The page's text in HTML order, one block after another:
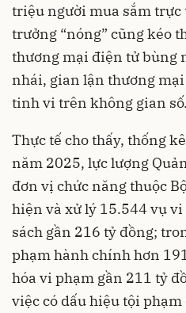
triệu người mua sắm
trưởng “nóng” cũng kéo
thương mại điện tử bùng
nhái, gian lận thương
tinh vi trên không gian số.
Thực tế cho thấy, thống
năm 2025, lực lượng
đơn vị chức năng thuộc
hiện và xử lý 15.544 vụ
sách gần 216 tỷ đồng;
phạm hành chính hơn
hóa vi phạm gần 211 tỷ
việc có dấu hiệu tội